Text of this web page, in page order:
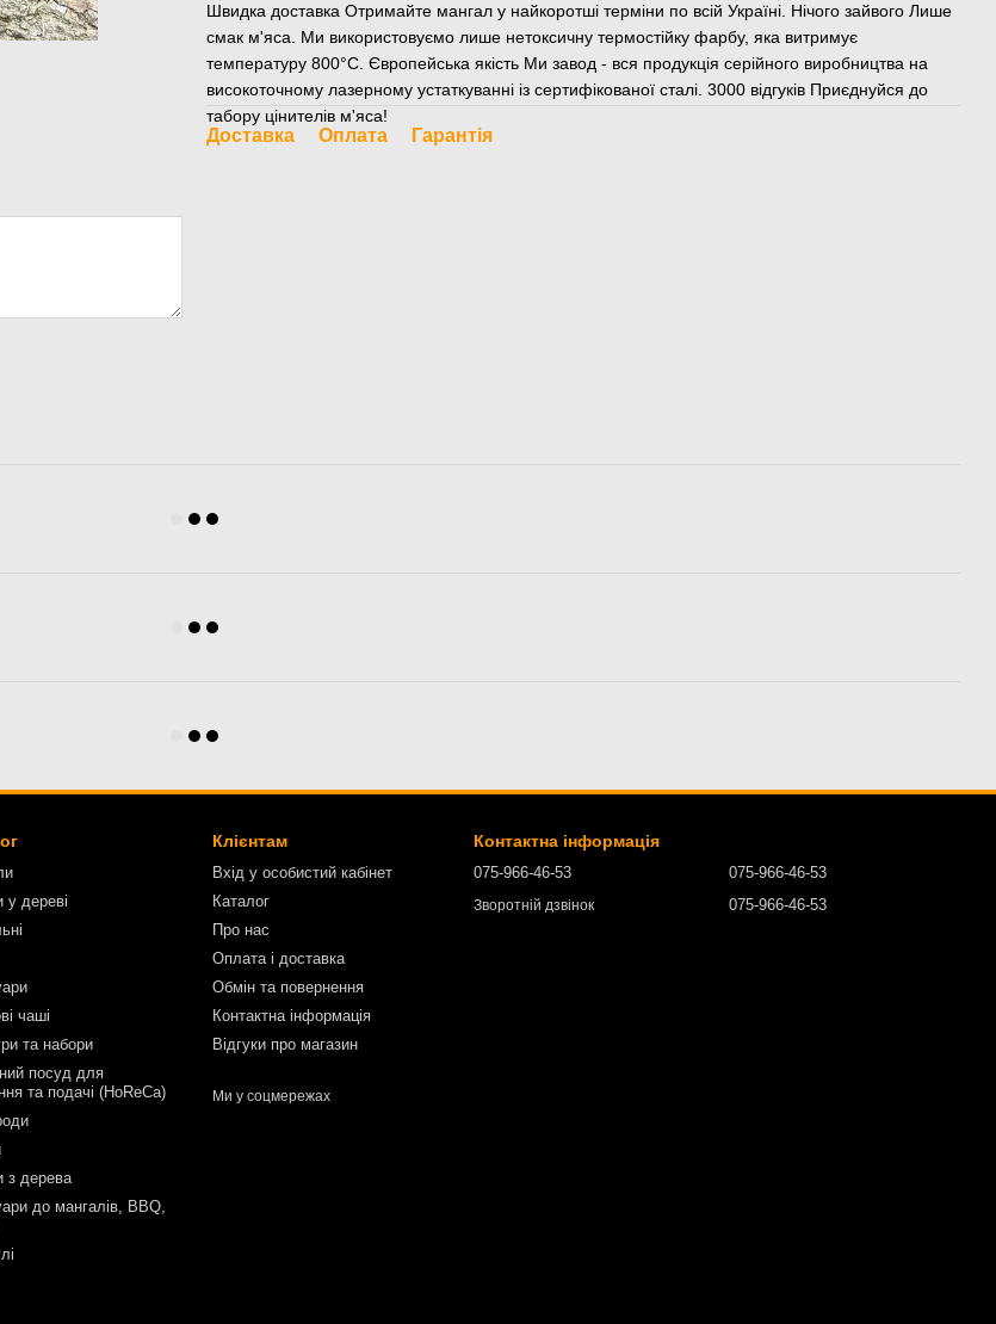
Швидка доставка Отримайте мангал у найкоротші терміни по всій Україні. Нічого зайвого Лише
смак м'яса. Ми використовуємо лише нетоксичну термостійку фарбу, яка витримує
температуру 800°С. Європейська якість Ми завод - вся продукція серійного виробництва на
високоточному лазерному устаткуванні із сертифікованої сталі. 3000 відгуків Приєднуйся до
табору цінителів м'яса!
Доставка Оплата Гарантія
у дереві
чаші
та набори
посуд для
та подачі (HoReCa)
з дерева
до мангалів, BBQ,
Клієнтам
Вхід у особистий кабінет
Каталог
Про нас
Оплата і доставка
Обмін та повернення
Контактна інформація
Відгуки про магазин
Ми у соцмережах
Контактна інформація
075-966-46-53
Зворотній дзвінок
075-966-46-53
075-966-46-53